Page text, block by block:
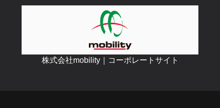
株式会社mobility｜コーポレートサイト